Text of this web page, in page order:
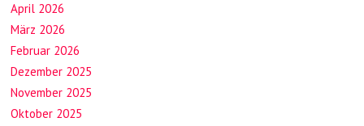
April 2026
März 2026
Februar 2026
Dezember 2025
November 2025
Oktober 2025